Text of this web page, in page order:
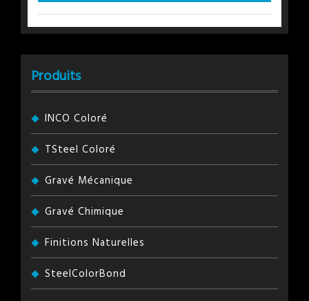
Produits
INCO Coloré
TSteel Coloré
Gravé Mécanique
Gravé Chimique
Finitions Naturelles
SteelColorBond